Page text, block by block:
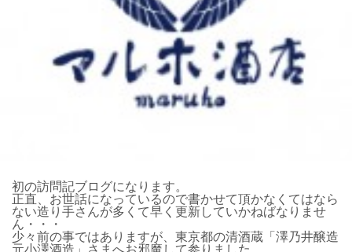
初の訪問記ブログになります。
正直、お世話になっているので書かせて頂かなくてはなら
ない造り手さんが多くて早く更新していかねばなりませ
ん・・・
少々前の事ではありますが、東京都の清酒蔵「澤乃井醸造
元小澤酒造」さまへお邪魔して参りました。